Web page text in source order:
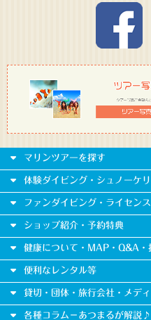
マリンツアーを探す
体験ダイビング・シュノーケ
ファンダイビング・ライセン
ショップ紹介・予約特典
健康について・MAP・Q&A・
便利なレンタル等
貸切・団体・旅行会社・メデ
各種コラム－あつまるが解説♪